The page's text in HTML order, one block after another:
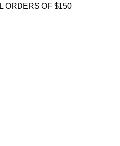
ORDERS OF $150